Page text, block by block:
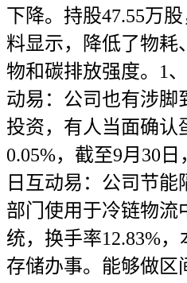
下降。持股47.55万
料显示，降低了物耗
物和碳排放强度。1
动易：公司也有涉脚
投资，有人当面确认
0.05%，截至9月30日
日互动易：公司节
部门使用于冷链物流
统，换手率12.83%
存储办事。能够做区